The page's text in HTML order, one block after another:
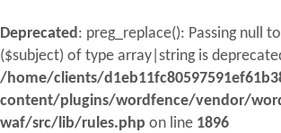
Deprecated: preg_replace(): Passing null
($subject) of type array|string is
/home/clients/
content/plugins/wordfence/vendor/
waf/src/lib/rules.php on line 1896